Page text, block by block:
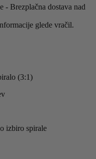
- Brezplačna dostava nad
glede vračil.
(3:1)
izbiro spirale